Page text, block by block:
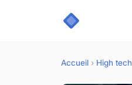
Accueil › High tech